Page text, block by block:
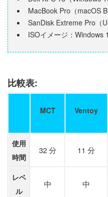
MacBook Pro（macOS
SanDisk Extreme Pro（
ISOイメージ：Windows
比較表:
MCT Ventoy
使用
時間
32 分 11 分
レベ
ル
中 中